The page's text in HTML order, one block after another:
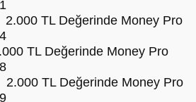
TL Değerinde Money Pro
TL Değerinde Money Pro
TL Değerinde Money Pro